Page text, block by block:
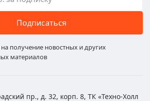
Подписаться
получение новостных и других
материалов
пр., д. 32, корп. 8, ТК «Техно-Холл